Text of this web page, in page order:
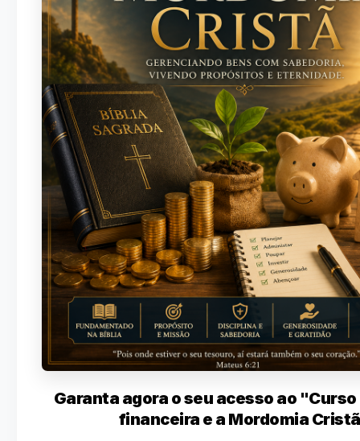
Garanta agora o seu acesso ao
financeira e a Mordomia